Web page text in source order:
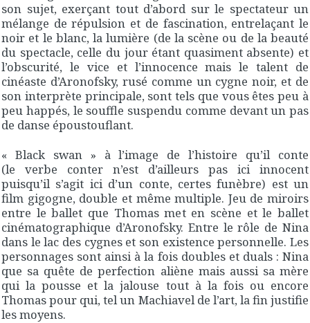
son sujet, exerçant tout d’abord sur le spectateur un
mélange de répulsion et de fascination, entrelaçant le
noir et le blanc, la lumière (de la scène ou de la beauté
du spectacle, celle du jour étant quasiment absente) et
l’obscurité, le vice et l’innocence mais le talent de
cinéaste d’Aronofsky, rusé comme un cygne noir, et de
son interprète principale, sont tels que vous êtes peu à
peu happés, le souffle suspendu comme devant un pas
de danse époustouflant.
« Black swan » à l’image de l’histoire qu’il conte
(le verbe conter n’est d’ailleurs pas ici innocent
puisqu’il s’agit ici d’un conte, certes funèbre) est un
film gigogne, double et même multiple. Jeu de miroirs
entre le ballet que Thomas met en scène et le ballet
cinématographique d’Aronofsky. Entre le rôle de Nina
dans le lac des cygnes et son existence personnelle. Les
personnages sont ainsi à la fois doubles et duals : Nina
que sa quête de perfection aliène mais aussi sa mère
qui la pousse et la jalouse tout à la fois ou encore
Thomas pour qui, tel un Machiavel de l’art, la fin justifie
les moyens.